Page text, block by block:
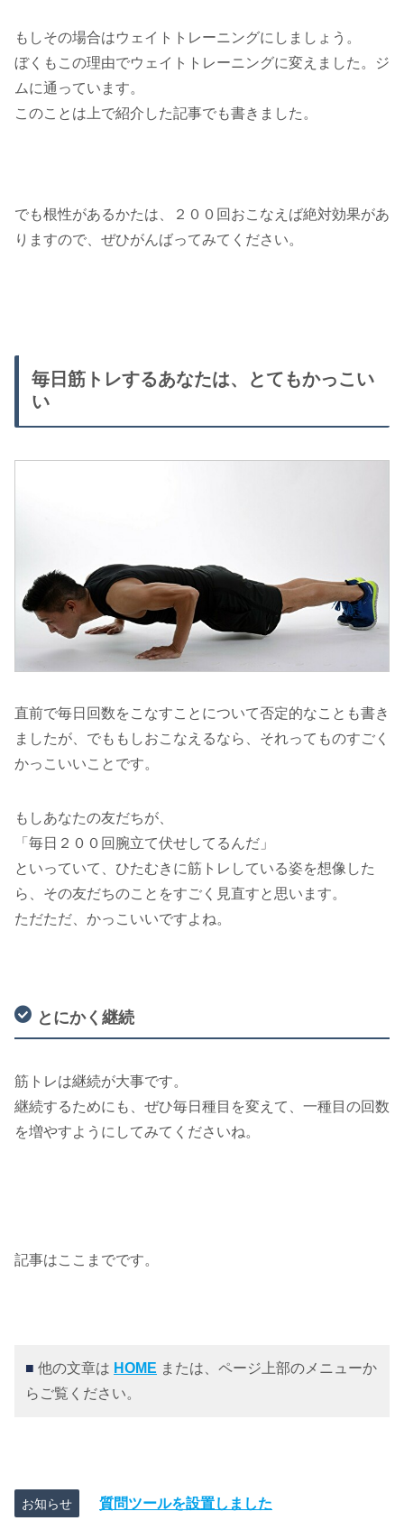
もしその場合はウェイトトレーニングにしましょう。
ぼくもこの理由でウェイトトレーニングに変えました。ジ
ムに通っています。
このことは上で紹介した記事でも書きました。
でも根性があるかたは、２００回おこなえば絶対効果があ
りますので、ぜひがんばってみてください。
毎日筋トレするあなたは、とてもかっこい
い
直前で毎日回数をこなすことについて否定的なことも書き
ましたが、でももしおこなえるなら、それってものすごく
かっこいいことです。
もしあなたの友だちが、
「毎日２００回腕立て伏せしてるんだ」
といっていて、ひたむきに筋トレしている姿を想像した
ら、その友だちのことをすごく見直すと思います。
ただただ、かっこいいですよね。
とにかく継続
筋トレは継続が大事です。
継続するためにも、ぜひ毎日種目を変えて、一種目の回数
を増やすようにしてみてくださいね。
記事はここまでです。
■ 他の文章は HOME または、ページ上部のメニューか
らご覧ください。
お知らせ 質問ツールを設置しました